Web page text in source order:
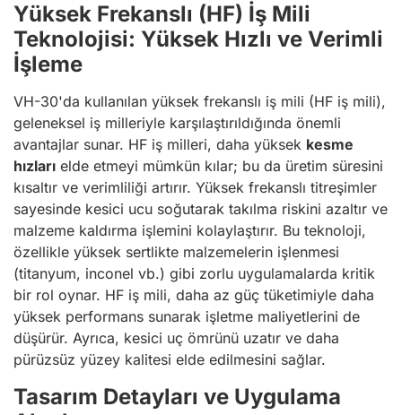
Yüksek Frekanslı (HF) İş Mili
Teknolojisi: Yüksek Hızlı ve Verimli
İşleme
VH-30'da kullanılan yüksek frekanslı iş mili (HF iş mili),
geleneksel iş milleriyle karşılaştırıldığında önemli
avantajlar sunar. HF iş milleri, daha yüksek kesme
hızları elde etmeyi mümkün kılar; bu da üretim süresini
kısaltır ve verimliliği artırır. Yüksek frekanslı titreşimler
sayesinde kesici ucu soğutarak takılma riskini azaltır ve
malzeme kaldırma işlemini kolaylaştırır. Bu teknoloji,
özellikle yüksek sertlikte malzemelerin işlenmesi
(titanyum, inconel vb.) gibi zorlu uygulamalarda kritik
bir rol oynar. HF iş mili, daha az güç tüketimiyle daha
yüksek performans sunarak işletme maliyetlerini de
düşürür. Ayrıca, kesici uç ömrünü uzatır ve daha
pürüzsüz yüzey kalitesi elde edilmesini sağlar.
Tasarım Detayları ve Uygulama